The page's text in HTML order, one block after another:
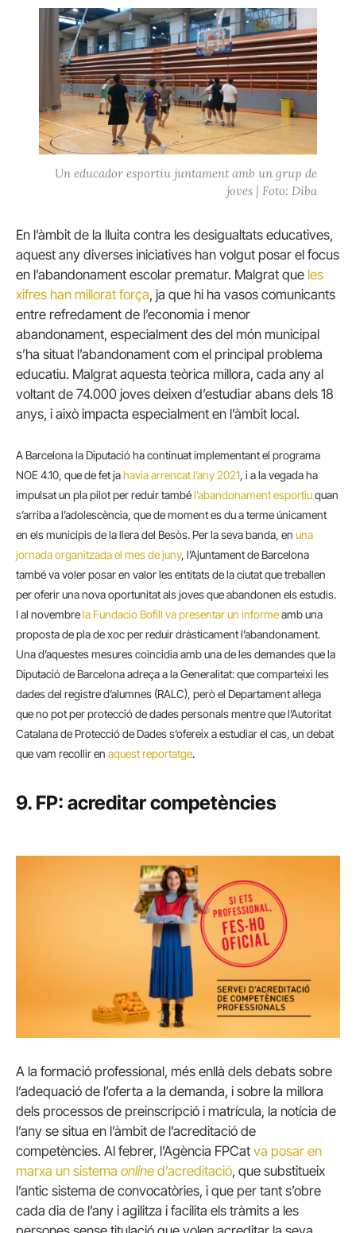
Un educador esportiu juntament amb un grup de
joves | Foto: Diba
En l’àmbit de la lluita contra les desigualtats educatives,
aquest any diverses iniciatives han volgut posar el focus
en l’abandonament escolar prematur. Malgrat que les
xifres han millorat força, ja que hi ha vasos comunicants
entre refredament de l’economia i menor
abandonament, especialment des del món municipal
s’ha situat l’abandonament com el principal problema
educatiu. Malgrat aquesta teòrica millora, cada any al
voltant de 74.000 joves deixen d’estudiar abans dels 18
anys, i això impacta especialment en l’àmbit local.
A Barcelona la Diputació ha continuat implementant el programa
NOE 4.10, que de fet jahavia arrencat l’any 2021, i a la vegada ha
impulsat un pla pilot per reduir tambél’abandonament esportiuquan
s’arriba a l’adolescència, que de moment es du a terme únicament
en els municipis de la llera del Besòs. Per la seva banda, en una
jornada organitzada el mes de juny, l’Ajuntament de Barcelona
també va voler posar en valor les entitats de la ciutat que treballen
per oferir una nova oportunitat als joves que abandonen els estudis.
I al novembrela Fundació Bofill va presentar un informeamb una
proposta de pla de xoc per reduir dràsticament l’abandonament.
Una d’aquestes mesures coincidia amb una de les demandes que la
Diputació de Barcelona adreça a la Generalitat: que comparteixi les
dades del registre d’alumnes (RALC), però el Departament al·lega
que no pot per protecció de dades personals mentre que l’Autoritat
Catalana de Protecció de Dades s’ofereix a estudiar el cas, un debat
que vam recollir en aquest reportatge.
9. FP: acreditar competències
A la formació professional, més enllà dels debats sobre
l’adequació de l’oferta a la demanda, i sobre la millora
dels processos de preinscripció i matrícula, la notícia de
l’any se situa en l’àmbit de l’acreditació de
competències. Al febrer, l’Agència FPCat va posar en
marxa un sistema online d’acreditació, que substitueix
l’antic sistema de convocatòries, i que per tant s’obre
cada dia de l’any i agilitza i facilita els tràmits a les